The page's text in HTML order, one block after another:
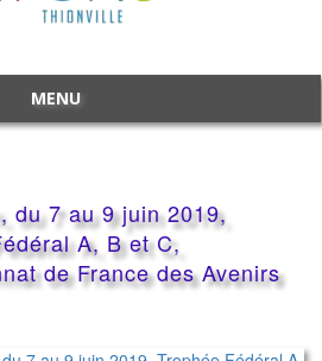
MENU
du 7 au 9 juin 2019,
A, B et C,
de France des Avenirs